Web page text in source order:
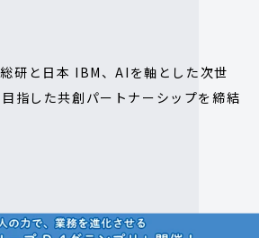
研と日本 IBM、AIを軸とした次世
指した共創パートナーシップを締結